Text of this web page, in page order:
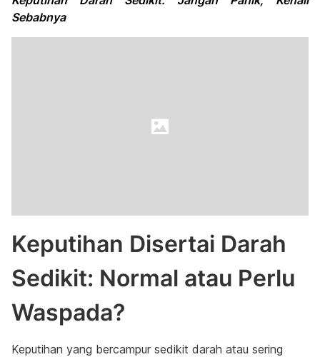
Sebabnya
Keputihan Disertai Darah
Sedikit: Normal atau Perlu
Waspada?
Keputihan yang bercampur sedikit darah atau sering